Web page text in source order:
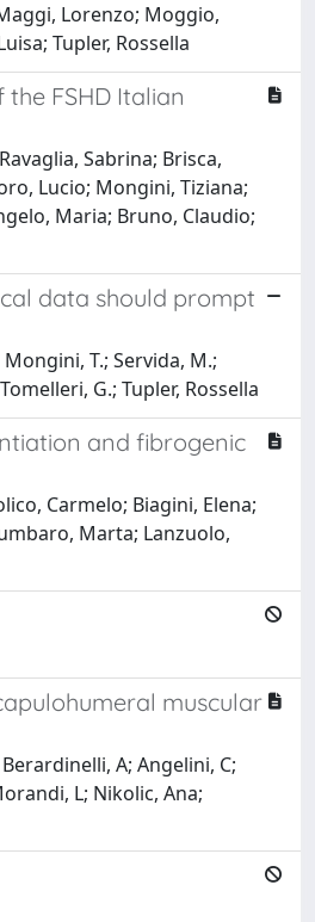
Lorenzo; Moggio,
Tupler, Rossella
FSHD Italian
Sabrina; Brisca,
Lucio; Mongini, Tiziana;
Maria; Bruno, Claudio;
data should prompt
T.; Servida, M.;
G.; Tupler, Rossella
and fibrogenic
Carmelo; Biagini, Elena;
Marta; Lanzuolo,
muscular
A; Angelini, C;
L; Nikolic, Ana;